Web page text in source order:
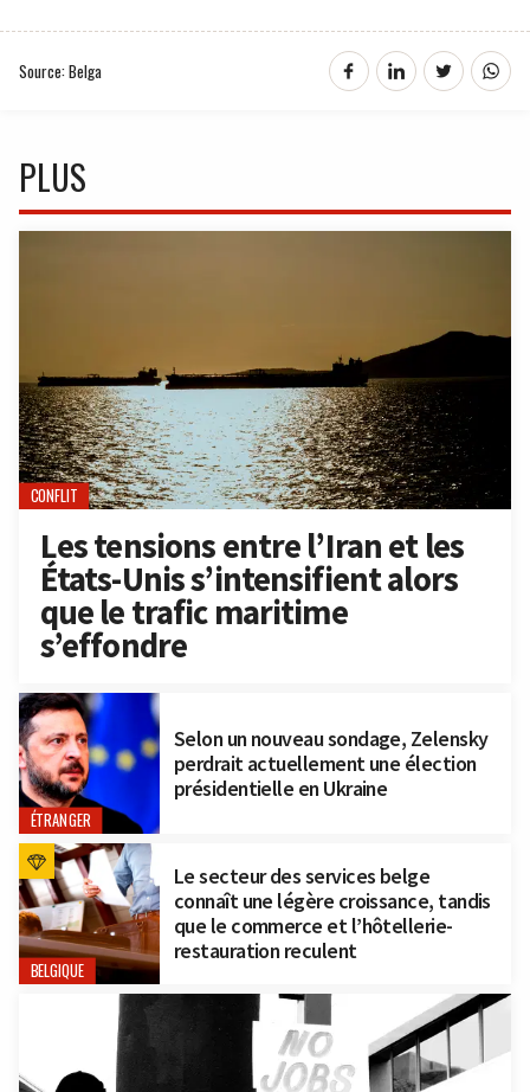
Source: Belga
PLUS
CONFLIT
Les tensions entre l’Iran et les
États-Unis s’intensifient alors
que le trafic maritime
s’effondre
ÉTRANGER
Selon un nouveau sondage, Zelensky
perdrait actuellement une élection
présidentielle en Ukraine
BELGIQUE
Le secteur des services belge
connaît une légère croissance, tandis
que le commerce et l’hôtellerie-
restauration reculent